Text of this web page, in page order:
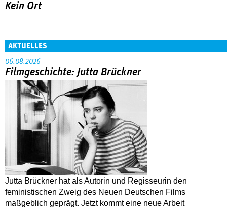
Kein Ort
AKTUELLES
06.08.2026
Filmgeschichte: Jutta Brückner
Jutta Brückner hat als Autorin und Regisseurin den
feministischen Zweig des Neuen Deutschen Films
maßgeblich geprägt. Jetzt kommt eine neue Arbeit